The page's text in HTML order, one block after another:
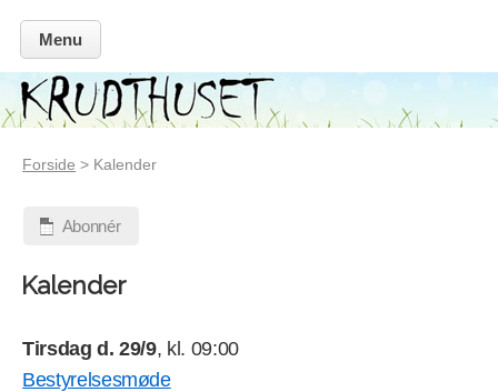
Menu
Forside > Kalender
Abonnér
Kalender
Tirsdag d. 29/9, kl. 09:00
Bestyrelsesmøde